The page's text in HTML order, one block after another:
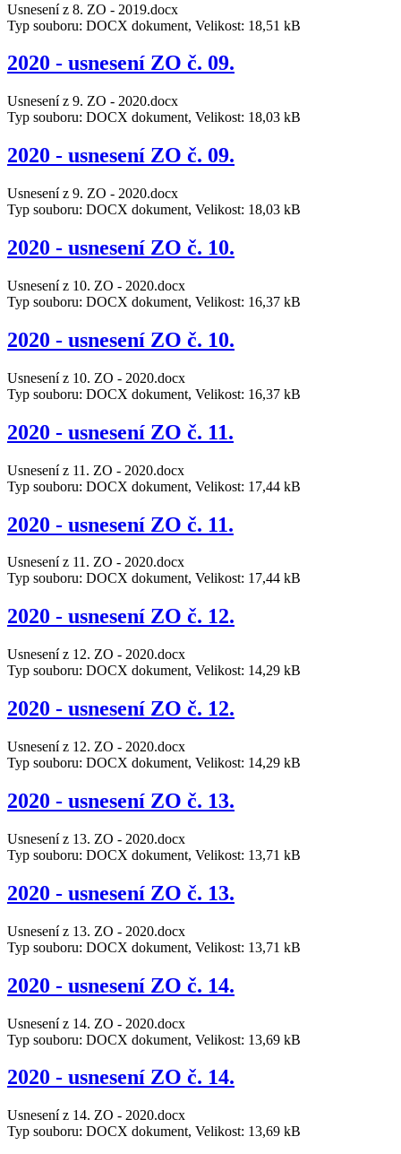
Usnesení z 8. ZO - 2019.docx
Typ souboru: DOCX dokument, Velikost: 18,51 kB
2020 - usnesení ZO č. 09.
Usnesení z 9. ZO - 2020.docx
Typ souboru: DOCX dokument, Velikost: 18,03 kB
2020 - usnesení ZO č. 09.
Usnesení z 9. ZO - 2020.docx
Typ souboru: DOCX dokument, Velikost: 18,03 kB
2020 - usnesení ZO č. 10.
Usnesení z 10. ZO - 2020.docx
Typ souboru: DOCX dokument, Velikost: 16,37 kB
2020 - usnesení ZO č. 10.
Usnesení z 10. ZO - 2020.docx
Typ souboru: DOCX dokument, Velikost: 16,37 kB
2020 - usnesení ZO č. 11.
Usnesení z 11. ZO - 2020.docx
Typ souboru: DOCX dokument, Velikost: 17,44 kB
2020 - usnesení ZO č. 11.
Usnesení z 11. ZO - 2020.docx
Typ souboru: DOCX dokument, Velikost: 17,44 kB
2020 - usnesení ZO č. 12.
Usnesení z 12. ZO - 2020.docx
Typ souboru: DOCX dokument, Velikost: 14,29 kB
2020 - usnesení ZO č. 12.
Usnesení z 12. ZO - 2020.docx
Typ souboru: DOCX dokument, Velikost: 14,29 kB
2020 - usnesení ZO č. 13.
Usnesení z 13. ZO - 2020.docx
Typ souboru: DOCX dokument, Velikost: 13,71 kB
2020 - usnesení ZO č. 13.
Usnesení z 13. ZO - 2020.docx
Typ souboru: DOCX dokument, Velikost: 13,71 kB
2020 - usnesení ZO č. 14.
Usnesení z 14. ZO - 2020.docx
Typ souboru: DOCX dokument, Velikost: 13,69 kB
2020 - usnesení ZO č. 14.
Usnesení z 14. ZO - 2020.docx
Typ souboru: DOCX dokument, Velikost: 13,69 kB